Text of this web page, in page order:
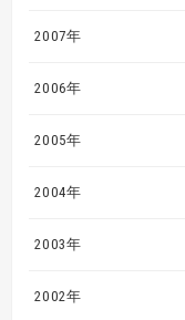
2007年
2006年
2005年
2004年
2003年
2002年